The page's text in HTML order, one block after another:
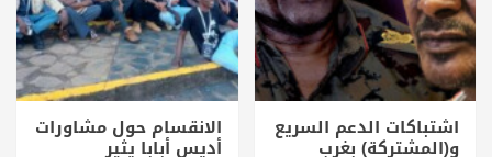
اشتباكات الدعم السريع
و(المشتركة) بغرب
الانقسام حول مشاورات
أديس أبابا يثير